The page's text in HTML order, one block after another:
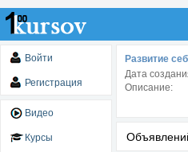
Войти
Регистрация
Видео
Курсы
Развитие
Дата
Описание: